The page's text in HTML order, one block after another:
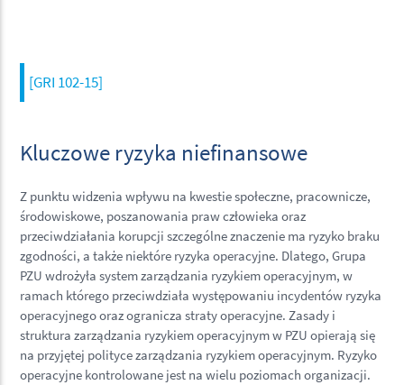
[GRI 102-15]
Kluczowe ryzyka niefinansowe
Z punktu widzenia wpływu na kwestie społeczne, pracownicze,
środowiskowe, poszanowania praw człowieka oraz
przeciwdziałania korupcji szczególne znaczenie ma ryzyko braku
zgodności, a także niektóre ryzyka operacyjne. Dlatego, Grupa
PZU wdrożyła system zarządzania ryzykiem operacyjnym, w
ramach którego przeciwdziała występowaniu incydentów ryzyka
operacyjnego oraz ogranicza straty operacyjne. Zasady i
struktura zarządzania ryzykiem operacyjnym w PZU opierają się
na przyjętej polityce zarządzania ryzykiem operacyjnym. Ryzyko
operacyjne kontrolowane jest na wielu poziomach organizacji.